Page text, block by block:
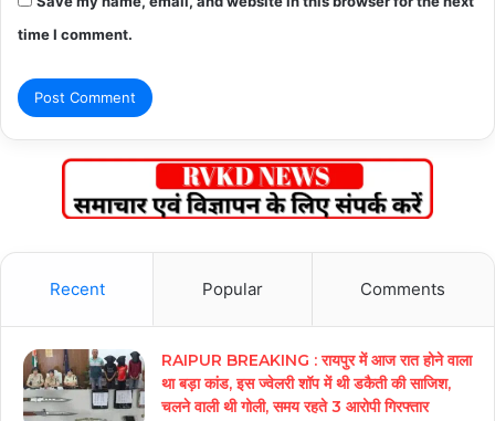
time I comment.
Recent Popular Comments
RAIPUR BREAKING : रायपुर में आज रात होने वाला
था बड़ा कांड, इस ज्वेलरी शॉप में थी डकैती की साजिश,
चलने वाली थी गोली, समय रहते 3 आरोपी गिरफ्तार